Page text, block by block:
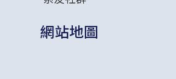
網站地圖